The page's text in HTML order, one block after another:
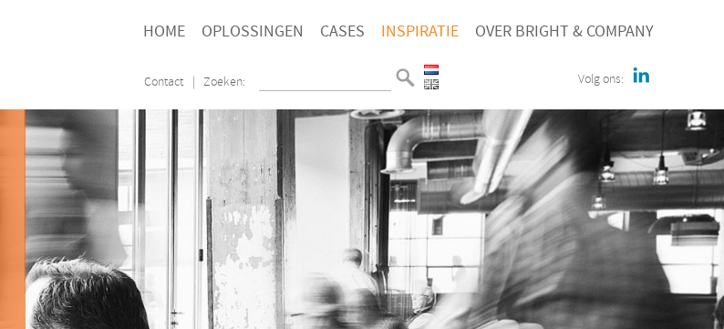
HOME OPLOSSINGEN CASES INSPIRATIE OVER BRIGHT & COMPANY
Contact | Zoeken: Volg ons: